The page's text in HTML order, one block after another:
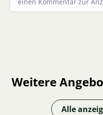
Weitere
Alle